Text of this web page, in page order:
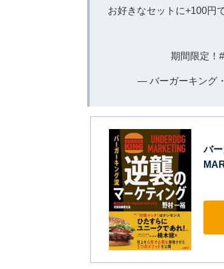
お好きなセットに+100円
期間限定！
— バーガーキング
バ